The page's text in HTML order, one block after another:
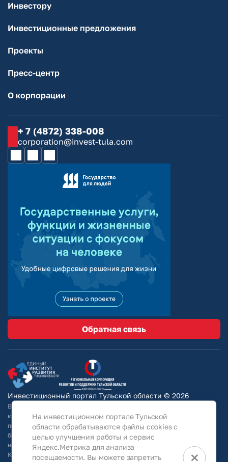
Инвестору
Инвестиционные предложения
Проекты
Пресс-центр
О корпорации
+ 7 (4872) 338-008
corporation@invest-tula.com
Обратная связь
Инвестиционный портал Тульской области © 2026
Вся информация на сайте носит ознакомительный характер и ни при
каких условиях не является публичной офертой, определяемой
положениями Статьи 437 Гражданского кодекса РФ. Для получения
более подробной информации и окончательных условий следует
непосредственно (уточнять у собственников/ обращаться в АО
КРТО).Используя информацию, указанную на сайте, Общество
×
На инвестиционном портале Тульской
области обрабатываются файлы cookies с
целью улучшения работы и сервис
Яндекс.Метрика для анализа
посещаемости. Вы можете запретить